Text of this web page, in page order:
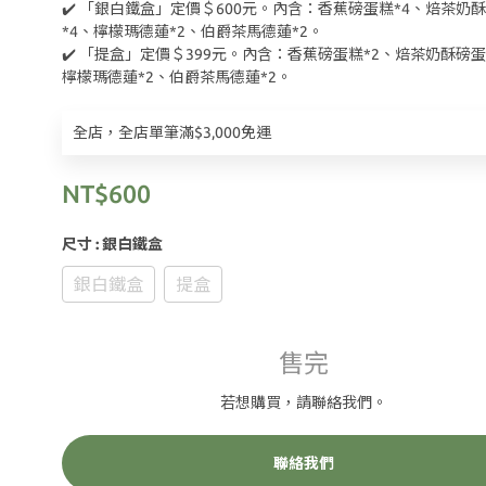
✔️ 「銀白鐵盒」定價＄600元。內含：香蕉磅蛋糕*4、焙茶奶
*4、檸檬瑪德蓮*2、伯爵茶馬德蓮*2。
✔️ 「提盒」定價＄399元。內含：香蕉磅蛋糕*2、焙茶奶酥磅
檸檬瑪德蓮*2、伯爵茶馬德蓮*2。
全店，全店單筆滿$3,000免運
NT$600
尺寸: 銀白鐵盒
銀白鐵盒 提盒
售完
若想購買，請聯絡我們。
聯絡我們